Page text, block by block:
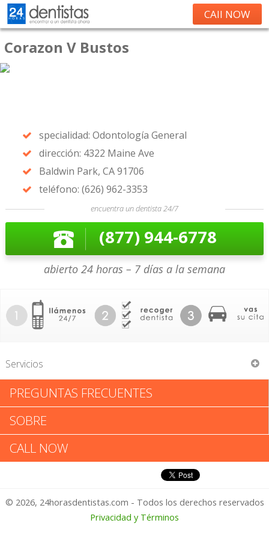
CAll NOW
Corazon V Bustos
specialidad: Odontología General
dirección: 4322 Maine Ave
Baldwin Park, CA 91706
teléfono: (626) 962-3353
encuentra un dentista 24/7
(877) 944-6778
abierto 24 horas – 7 días a la semana
Servicios
Corazon V Bustos
Corazon V Bustos: Califica tu
Experiencia
1 – No Feliz
PREGUNTAS FRECUENTES
SOBRE
CALL NOW
© 2026, 24horasdentistas.com - Todos los derechos reservados
Privacidad y Términos